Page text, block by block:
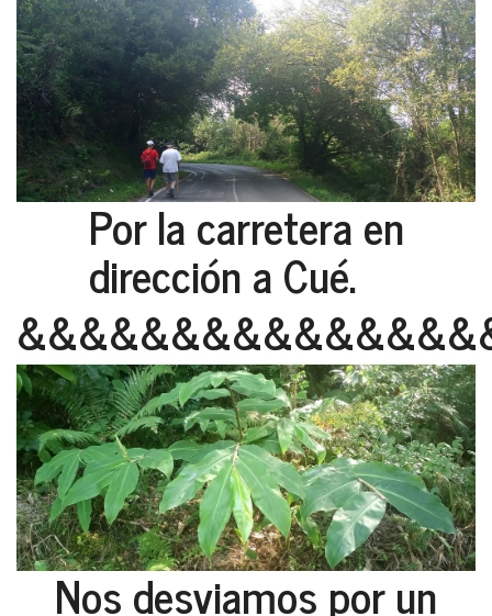
Por la carretera en
dirección a Cué.
Nos desviamos por un